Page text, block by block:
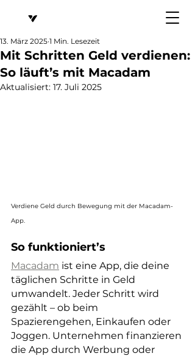
Mit Schritten Geld verdienen:
So läuft’s mit Macadam
13. März 2025 1 Min. Lesezeit
Aktualisiert: 17. Juli 2025
Verdiene Geld durch Bewegung mit der Macadam-
App.
So funktioniert’s
Macadam ist eine App, die deine
täglichen Schritte in Geld
umwandelt. Jeder Schritt wird
gezählt – ob beim
Spazierengehen, Einkaufen oder
Joggen. Unternehmen finanzieren
die App durch Werbung oder